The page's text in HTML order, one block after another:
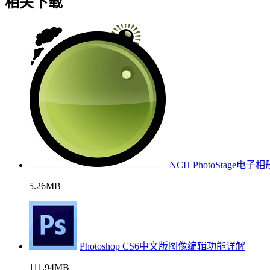
NCH PhotoStage电子
5.26MB
Photoshop CS6中文版图像编辑功能详解
111.94MB